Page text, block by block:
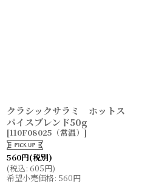
クラシックサラミ ホットス
パイスブレンド50g
[110F08025（常温）]
560円(税別)
(税込: 605円)
希望小売価格: 560円